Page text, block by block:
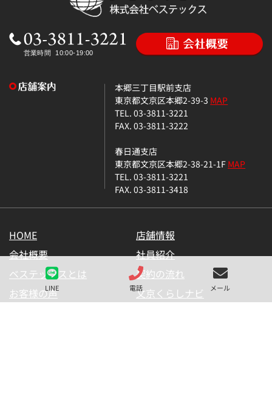
LINE 電話 メール
本郷三丁目駅前支店
東京都文京区本郷2-39-3 MAP
TEL. 03-3811-3221
FAX. 03-3811-3222
春日通支店
東京都文京区本郷2-38-21-1FMAP
TEL. 03-3811-3221
FAX. 03-3811-3418
HOME
店舗情報
会社概要
社員紹介
ベステックスとは
契約の流れ
お客様の声
文京くらしナビ